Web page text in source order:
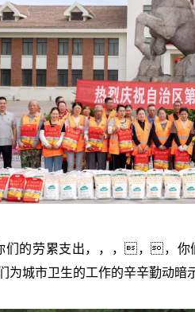
们的劳累支出，，，，，
为城市卫生的工作的辛辛勤动